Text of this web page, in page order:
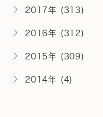
2017年 (313)
2016年 (312)
2015年 (309)
2014年 (4)